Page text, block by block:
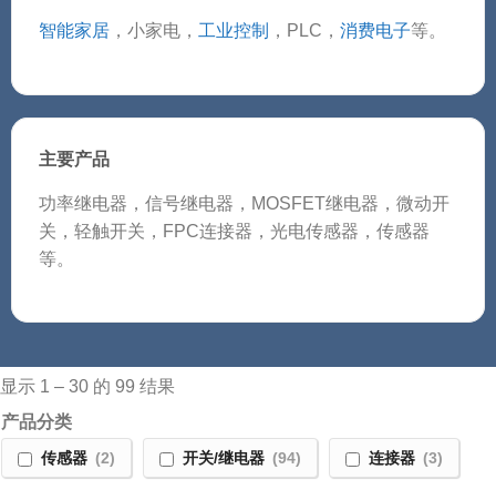
智能家居，小家电， 工业控制 ，PLC， 消费电子等。
主要产品
功率继电器，信号继电器，MOSFET继电器，微动开
关，轻触开关，FPC连接器，光电传感器，传感器
等。
显示 1 – 30 的 99 结果
产品分类
传感器 (2) 开关/继电器 (94) 连接器 (3)